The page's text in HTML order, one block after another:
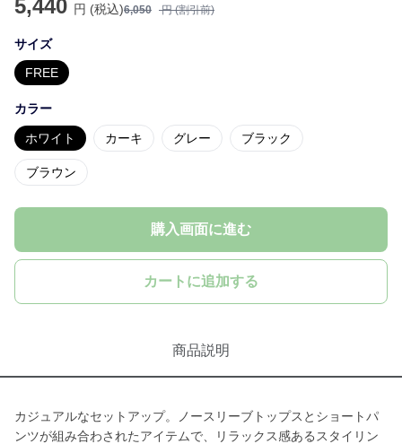
5,440 円 (税込)6,050 円 (割引前)
サイズ
FREE
カラー
ホワイト カーキ グレー ブラック
ブラウン
購入画面に進む
カートに追加する
商品説明
カジュアルなセットアップ。ノースリーブトップスとショートパ
ンツが組み合わされたアイテムで、リラックス感あるスタイリン